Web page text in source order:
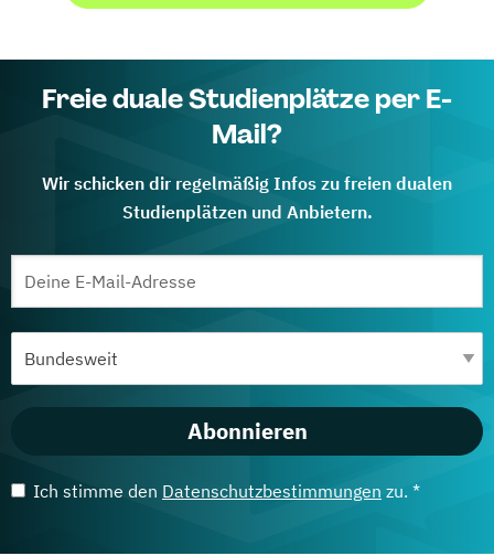
Freie duale Studienplätze per E-
Mail?
Wir schicken dir regelmäßig Infos zu freien dualen
Studienplätzen und Anbietern.
Abonnieren
Ich stimme den Datenschutzbestimmungen zu. *